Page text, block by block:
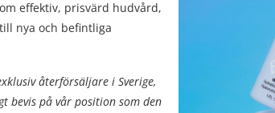
effektiv, prisvärd hudvård,
nya och befintliga
återförsäljare i Sverige,
bevis på vår position som den